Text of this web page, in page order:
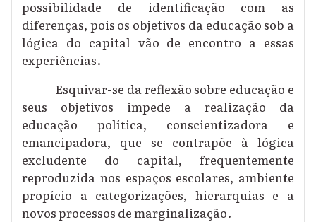
possibilidade de identificação com as
diferenças, pois os objetivos da educação sob a
lógica do capital vão de encontro a essas
experiências.
Esquivar-se da reflexão sobre educação e
seus objetivos impede a realização da
educação política, conscientizadora e
emancipadora, que se contrapõe à lógica
excludente do capital, frequentemente
reproduzida nos espaços escolares, ambiente
propício a categorizações, hierarquias e a
novos processos de marginalização.